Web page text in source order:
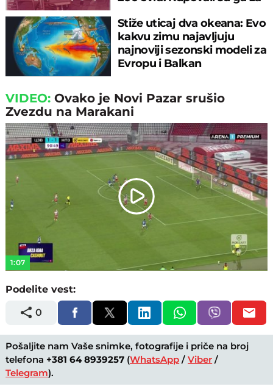
Stiže uticaj dva okeana: Evo
kakvu zimu najavljuju
najnoviji sezonski modeli za
Evropu i Balkan
VIDEO:Ovako je Novi Pazar srušio
Zvezdu na Marakani
Play
Video
1:07
Podelite vest:
0
Pošaljite nam Vaše snimke, fotografije i priče na broj
telefona +381 64 8939257 (WhatsApp /Viber /
Telegram).